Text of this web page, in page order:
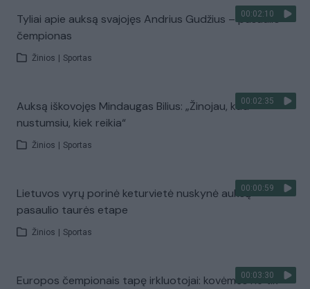
00:02:10
Tyliai apie auksą svajojęs Andrius Gudžius – pasaulio
čempionas
Žinios Sportas
00:02:35
Auksą iškovojęs Mindaugas Bilius: „Žinojau, kad
nustumsiu, kiek reikia“
Žinios Sportas
00:00:59
Lietuvos vyrų porinė keturvietė nuskynė auksą
pasaulio taurės etape
Žinios Sportas
00:03:30
Europos čempionais tapę irkluotojai: kovėmės ne tik